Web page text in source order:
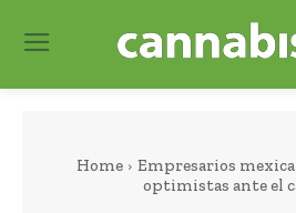
Home
Empresarios
optimistas ante el